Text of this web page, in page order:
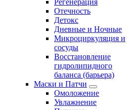
Регенерация
Отечность
Детокс
Дневные и Ночные
Микроциркуляция и
сосуды
Восстановление
гидролипидного
баланса (барьера)
Маски и Патчи
Омоложение
Увлажнение